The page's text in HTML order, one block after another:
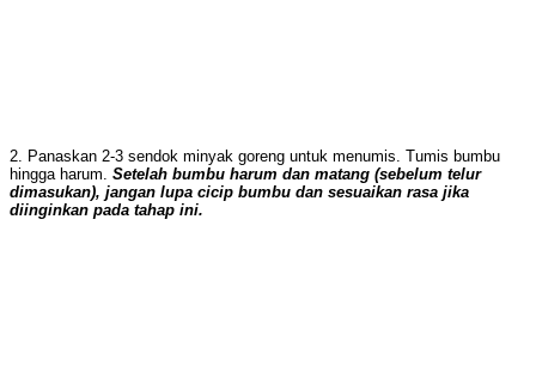
2. Panaskan 2-3 sendok minyak goreng untuk menumis. Tumis bumbu
hingga harum. Setelah bumbu harum dan matang (sebelum telur
dimasukan), jangan lupa cicip bumbu dan sesuaikan rasa jika
diinginkan pada tahap ini.